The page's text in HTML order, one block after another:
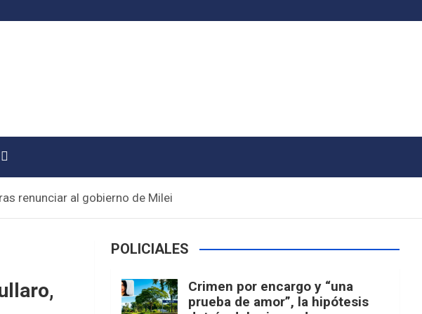
renunciar al gobierno de Milei
POLICIALES
Crimen por encargo y “una
prueba de amor”, la hipótesis